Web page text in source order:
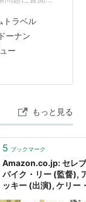
跡
＜未＞ 出演
出演
ト
は、常に
ドラッグが
はなく、服
させる能力が
の愛する長女
トラベル
ーナン
ー
もっと見る
5 ブックマーク
Amazon.co.jp: セレ
パイク・リー (監督),
ッキー (出演), ケリー